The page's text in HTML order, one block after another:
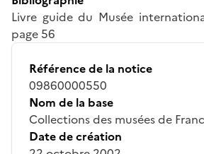
Livre guide du Musée
page 56
Référence de la notice
09860000550
Nom de la base
Collections des musées de
Date de création